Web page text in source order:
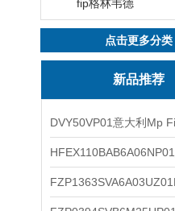
fip格林韦德
点击更多分类
新品推荐